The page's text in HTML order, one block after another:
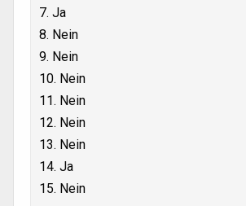
7. Ja
8. Nein
9. Nein
10. Nein
11. Nein
12. Nein
13. Nein
14. Ja
15. Nein